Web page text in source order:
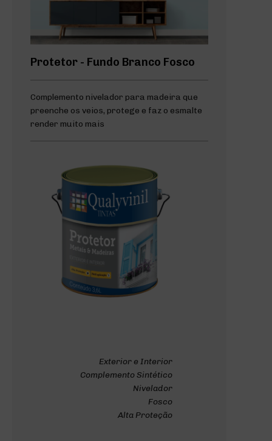
Protetor - Fundo Branco Fosco
Complemento nivelador para madeira que
preenche os veios, protege e faz o esmalte
render muito mais
Exterior e Interior
Complemento Sintético
Nivelador
Fosco
Alta Proteção